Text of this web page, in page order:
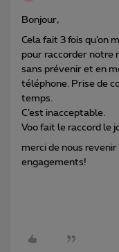
Bonjour,
Cela fait 3 fois qu’on
pour raccorder notre
sans prévenir et en
téléphone. Prise de
temps.
C’est inacceptable.
Voo fait le raccord le
merci de nous
engagements!